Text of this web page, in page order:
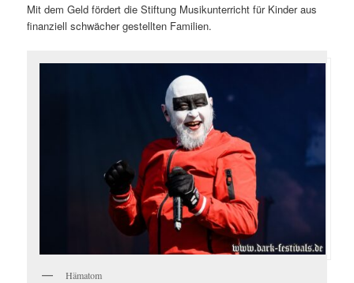
Mit dem Geld fördert die Stiftung Musikunterricht für Kinder aus
finanziell schwächer gestellten Familien.
Hämatom